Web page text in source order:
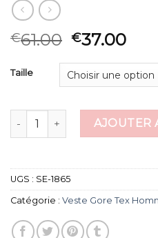
€61.00 €37.00
Taille
quantité de veste gore tex
AJOUTER
UGS : SE-1865
Catégorie : Veste Gore Tex